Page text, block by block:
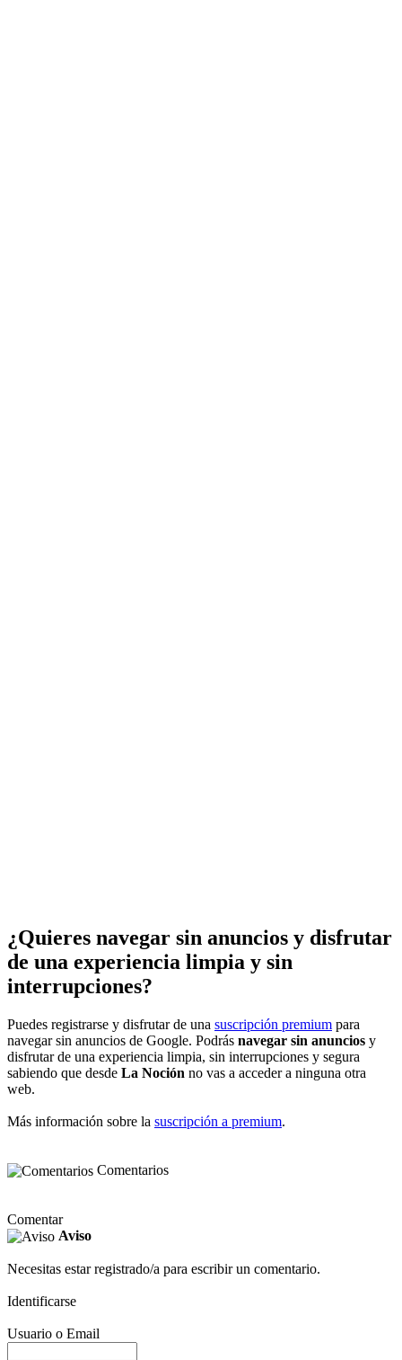
¿Quieres navegar sin anuncios y disfrutar
de una experiencia limpia y sin
interrupciones?
Puedes registrarse y disfrutar de una suscripción premium para
navegar sin anuncios de Google. Podrás navegar sin anuncios y
disfrutar de una experiencia limpia, sin interrupciones y segura
sabiendo que desde La Noción no vas a acceder a ninguna otra
web.
Más información sobre la suscripción a premium.
Comentarios
Comentar
Aviso
Necesitas estar registrado/a para escribir un comentario.
Identificarse
Usuario o Email